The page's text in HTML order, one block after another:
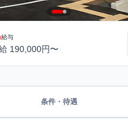
給与
190,000円〜
条件・待遇